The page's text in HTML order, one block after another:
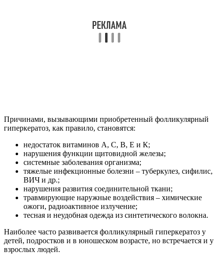
Причинами, вызывающими приобретенный фолликулярный
гиперкератоз, как правило, становятся:
недостаток витаминов А, С, В, Е и К;
нарушения функции щитовидной железы;
системные заболевания организма;
тяжелые инфекционные болезни – туберкулез, сифилис,
ВИЧ и др.;
нарушения развития соединительной ткани;
травмирующие наружные воздействия – химические
ожоги, радиоактивное излучение;
тесная и неудобная одежда из синтетического волокна.
Наиболее часто развивается фолликулярный гиперкератоз у
детей, подростков и в юношеском возрасте, но встречается и у
взрослых людей.